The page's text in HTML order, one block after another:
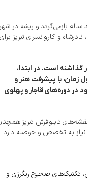
بازمی‌گردد و ریشه در شهر
و کاروانسرای تبریز برای
گذاشته است. در ابتدا،
زمان، با پیشرفت هنر و
در دوره‌های قاجار و پهلوی
تابلوفرش تبریز
نیاز به تخصص و حوصله دارد.
تکنیک‌های صحیح رنگرزی و